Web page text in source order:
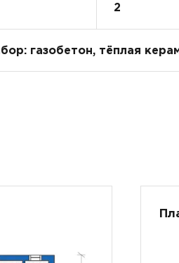
2
газобетон, тёплая